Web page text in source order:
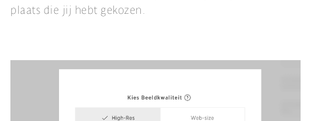
plaats die jij hebt gekozen.